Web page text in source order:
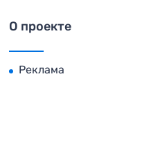
О проекте
Реклама